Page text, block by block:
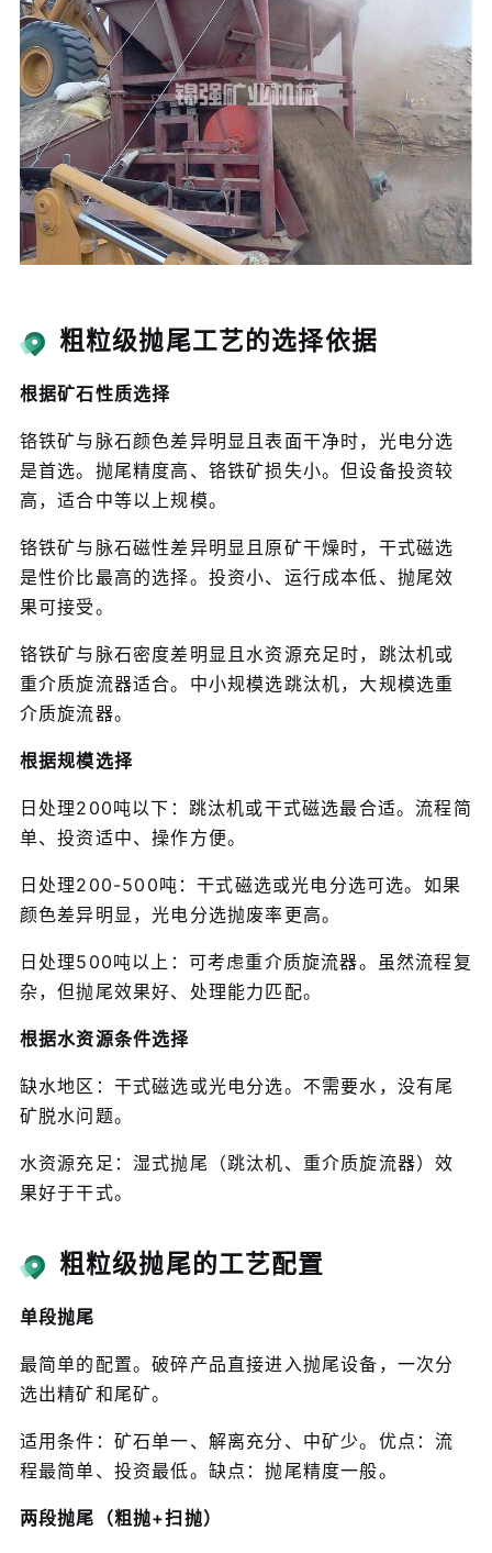
粗粒级抛尾工艺的选择依据
根据矿石性质选择
铬铁矿与脉石颜色差异明显且表面干净时，光电分选
是首选。抛尾精度高、铬铁矿损失小。但设备投资较
高，适合中等以上规模。
铬铁矿与脉石磁性差异明显且原矿干燥时，干式磁选
是性价比最高的选择。投资小、运行成本低、抛尾效
果可接受。
铬铁矿与脉石密度差明显且水资源充足时，跳汰机或
重介质旋流器适合。中小规模选跳汰机，大规模选重
介质旋流器。
根据规模选择
日处理200吨以下：跳汰机或干式磁选最合适。流程简
单、投资适中、操作方便。
日处理200-500吨：干式磁选或光电分选可选。如果
颜色差异明显，光电分选抛废率更高。
日处理500吨以上：可考虑重介质旋流器。虽然流程复
杂，但抛尾效果好、处理能力匹配。
根据水资源条件选择
缺水地区：干式磁选或光电分选。不需要水，没有尾
矿脱水问题。
水资源充足：湿式抛尾（跳汰机、重介质旋流器）效
果好于干式。
粗粒级抛尾的工艺配置
单段抛尾
最简单的配置。破碎产品直接进入抛尾设备，一次分
选出精矿和尾矿。
适用条件：矿石单一、解离充分、中矿少。优点：流
程最简单、投资最低。缺点：抛尾精度一般。
两段抛尾（粗抛+扫抛）